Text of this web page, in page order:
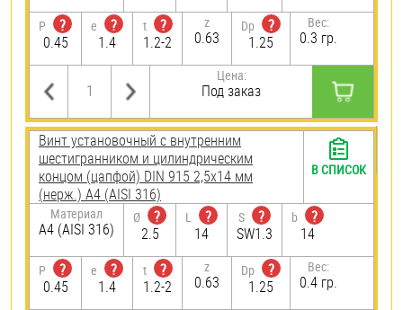
P
?
0.45
e
?
1.4
t
?
1.2-2
z
0.63
Dp
?
1.25
Вес:
0.3 гр.
Цена:
Под заказ
Винт установочный с внутренним
шестигранником и цилиндрическим
концом (цапфой) DIN 915 2,5х14 мм
(нерж.) A4 (AISI 316)
Материал
A4 (AISI 316)
Ø
?
2.5
L
?
14
S
?
SW1.3
b
?
14
P
?
0.45
e
?
1.4
t
?
1.2-2
z
0.63
Dp
?
1.25
Вес:
0.4 гр.
В СПИСОК